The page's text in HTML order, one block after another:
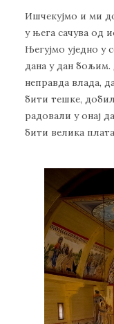
Ишчекујмо и ми
у њега сачува од
Његујмо уједно у
дана у дан
неправда влада,
бити тешке,
радовали у онај
бити велика